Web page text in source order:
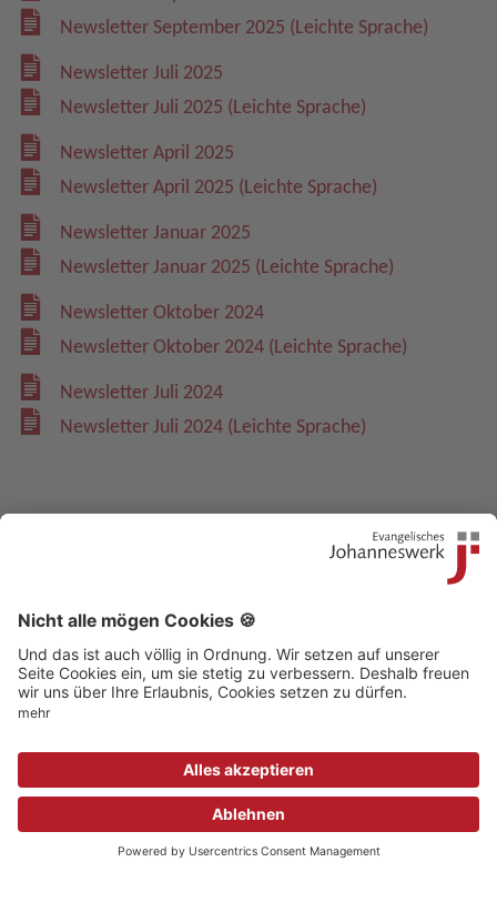
Newsletter September 2025 (Leichte Sprache)
Newsletter Juli 2025
Newsletter Juli 2025 (Leichte Sprache)
Newsletter April 2025
Newsletter April 2025 (Leichte Sprache)
Newsletter Januar 2025
Newsletter Januar 2025 (Leichte Sprache)
Newsletter Oktober 2024
Newsletter Oktober 2024 (Leichte Sprache)
Newsletter Juli 2024
Newsletter Juli 2024 (Leichte Sprache)
Beschwerdestelle Impressum Sitemap